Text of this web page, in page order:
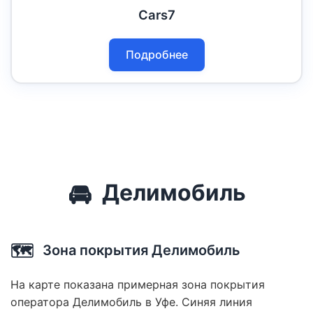
Cars7
Подробнее
🚘 Делимобиль
🗺️ Зона покрытия Делимобиль
На карте показана примерная зона покрытия
оператора Делимобиль в Уфе. Синяя линия